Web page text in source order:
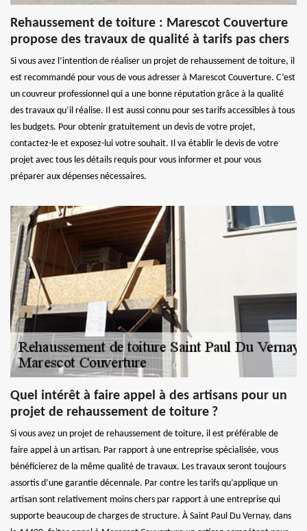
Rehaussement de toiture : Marescot Couverture
propose des travaux de qualité à tarifs pas chers
Si vous avez l’intention de réaliser un projet de rehaussement de toiture, il
est recommandé pour vous de vous adresser à Marescot Couverture. C’est
un couvreur professionnel qui a une bonne réputation grâce à la qualité
des travaux qu’il réalise. Il est aussi connu pour ses tarifs accessibles à tous
les budgets. Pour obtenir gratuitement un devis de votre projet,
contactez-le et exposez-lui votre souhait. Il va établir le devis de votre
projet avec tous les détails requis pour vous informer et pour vous
préparer aux dépenses nécessaires.
Quel intérêt à faire appel à des artisans pour un
projet de rehaussement de toiture ?
Si vous avez un projet de rehaussement de toiture, il est préférable de
faire appel à un artisan. Par rapport à une entreprise spécialisée, vous
bénéficierez de la même qualité de travaux. Les travaux seront toujours
assortis d’une garantie décennale. Par contre les tarifs qu’applique un
artisan sont relativement moins chers par rapport à une entreprise qui
supporte beaucoup de charges de structure. À Saint Paul Du Vernay, dans